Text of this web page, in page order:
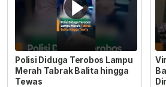
Polisi Diduga Terobos Lampu
Merah Tabrak Balita hingga
Tewas